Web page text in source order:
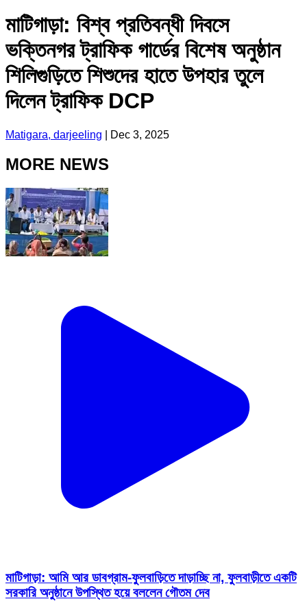
মাটিগাড়া: বিশ্ব প্রতিবন্ধী দিবসে
ভক্তিনগর ট্রাফিক গার্ডের বিশেষ অনুষ্ঠান
শিলিগুড়িতে শিশুদের হাতে উপহার তুলে
দিলেন ট্রাফিক DCP
Matigara, darjeeling Dec 3, 2025
MORE NEWS
মাটিগাড়া: আমি আর ডাবগ্রাম-ফুলবাড়িতে দাড়াচ্ছি না, ফুলবাড়ীতে একটি
সরকারি অনুষ্ঠানে উপস্থিত হয়ে বললেন গৌতম দেব